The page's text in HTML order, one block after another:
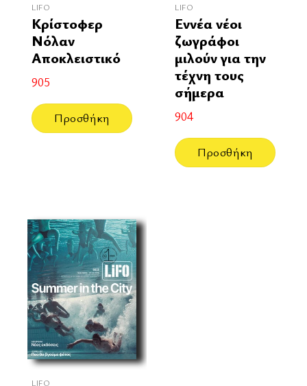
LIFO
Κρίστοφερ
Νόλαν
Αποκλειστικό
905
Προσθήκη
LIFO
Εννέα νέοι
ζωγράφοι
μιλούν για την
τέχνη τους
σήμερα
904
Προσθήκη
LIFO